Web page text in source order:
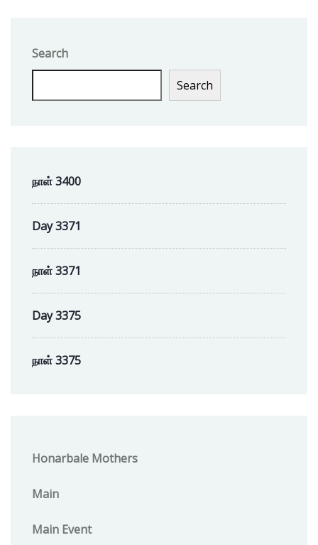
Search
Search
நாள் 3400
Day 3371
நாள் 3371
Day 3375
நாள் 3375
Honarbale Mothers
Main
Main Event